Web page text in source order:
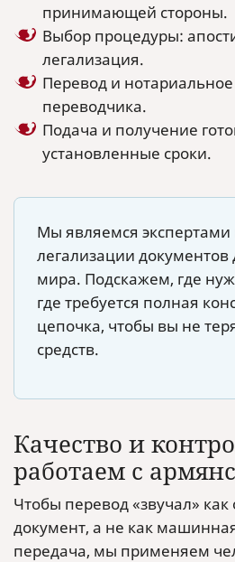
принимающей стороны.
Выбор процедуры:
легализация.
Перевод и
переводчика.
Подача и получение
установленные сроки.
Мы являемся экспертами
легализации документов
мира. Подскажем, где
где требуется полная
цепочка, чтобы вы не
средств.
Качество и
работаем с
Чтобы перевод «звучал»
документ, а не как
передача, мы применяем